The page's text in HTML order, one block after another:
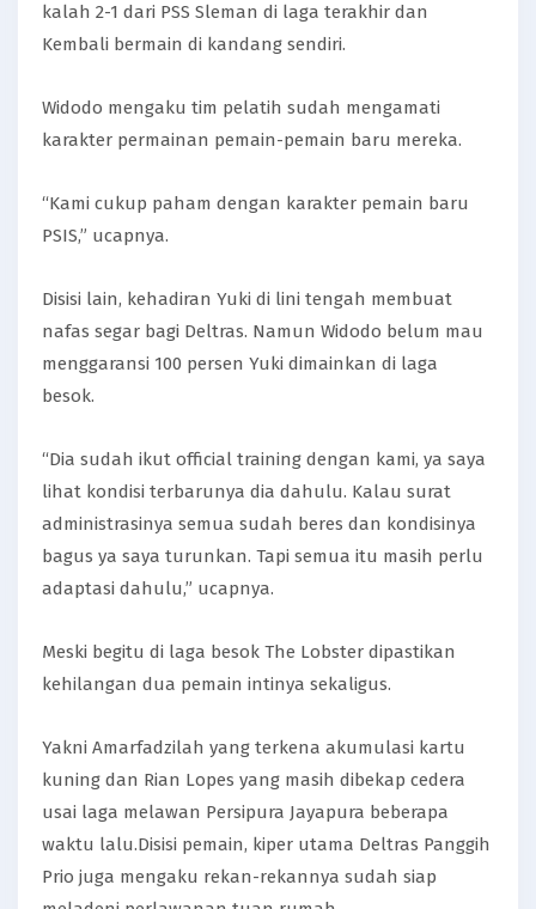
kalah 2-1 dari PSS Sleman di laga terakhir dan
Kembali bermain di kandang sendiri.
Widodo mengaku tim pelatih sudah mengamati
karakter permainan pemain-pemain baru mereka.
“Kami cukup paham dengan karakter pemain baru
PSIS,” ucapnya.
Disisi lain, kehadiran Yuki di lini tengah membuat
nafas segar bagi Deltras. Namun Widodo belum mau
menggaransi 100 persen Yuki dimainkan di laga
besok.
“Dia sudah ikut official training dengan kami, ya saya
lihat kondisi terbarunya dia dahulu. Kalau surat
administrasinya semua sudah beres dan kondisinya
bagus ya saya turunkan. Tapi semua itu masih perlu
adaptasi dahulu,” ucapnya.
Meski begitu di laga besok The Lobster dipastikan
kehilangan dua pemain intinya sekaligus.
Yakni Amarfadzilah yang terkena akumulasi kartu
kuning dan Rian Lopes yang masih dibekap cedera
usai laga melawan Persipura Jayapura beberapa
waktu lalu.Disisi pemain, kiper utama Deltras Panggih
Prio juga mengaku rekan-rekannya sudah siap